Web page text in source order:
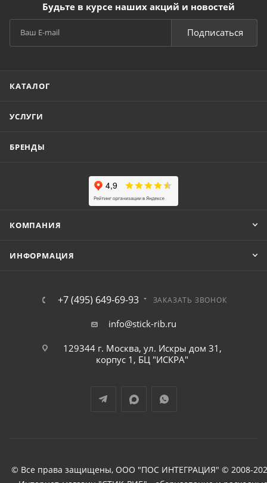
Будьте в курсе наших акций и новостей
Подписаться
КАТАЛОГ
УСЛУГИ
БРЕНДЫ
КОМПАНИЯ
ИНФОРМАЦИЯ
+7 (495) 649-69-93 ЗАКАЗАТЬ ЗВОНОК
info@stick-rib.ru
129344 г. Москва, ул. Искры дом 31,
корпус 1, БЦ "ИСКРА"
© Все права защищены, ООО "ПОС ИНТЕГРАЦИЯ" © 2008-